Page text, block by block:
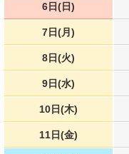
6日(日)
7日(月)
8日(火)
9日(水)
10日(木)
11日(金)